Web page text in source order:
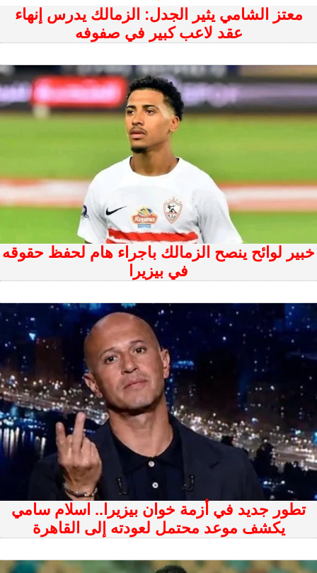
معتز الشامي يثير الجدل: الزمالك يدرس إنهاء
عقد لاعب كبير في صفوفه
خبير لوائح ينصح الزمالك باجراء هام لحفظ حقوقه
في بيزيرا
تطور جديد في أزمة خوان بيزيرا.. اسلام سامي
يكشف موعد محتمل لعودته إلى القاهرة